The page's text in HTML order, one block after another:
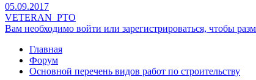
05.09.2017
VETERAN_PTO
Вам необходимо войти или зарегистрироваться, чтобы
Главная
Форум
Основной перечень видов работ по строительству